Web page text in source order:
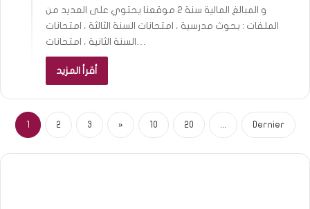
و المبالغ المالية سنة 2 موقعنا يحتوي على العديد من
الملفات : بحوث مدرسية ، امتحانات السنة الثالثة ، امتحانات
أقرأ المزيد
1 2 3 » 10 20 Dernier